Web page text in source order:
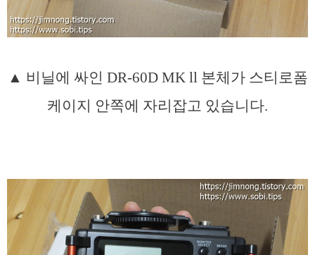
▲ 비닐에 싸인 DR-60D MK ll 본체가 스티로폼
케이지 안쪽에 자리잡고 있습니다.